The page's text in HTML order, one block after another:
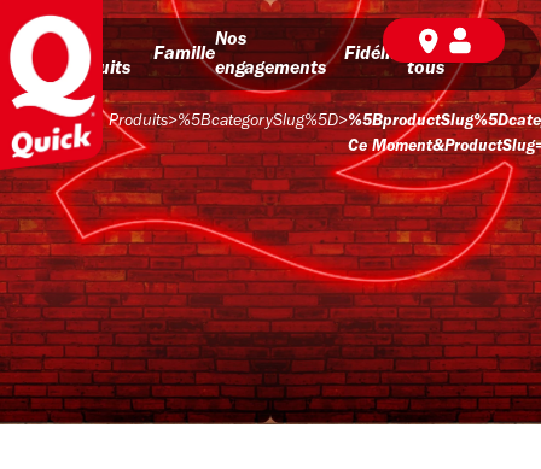
Nos
produits
Famille
Nos
engagements
Fidélité
BD pour
tous
Produits>%5BcategorySlug%5D>
Ce